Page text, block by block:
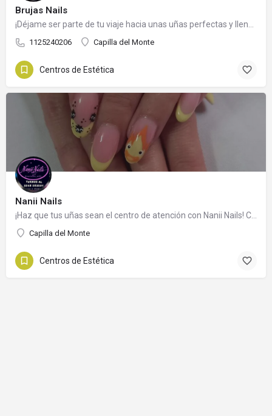
Brujas Nails
1125240206 Capilla del Monte
Centros de Estética
Nanii Nails
Capilla del Monte
Centros de Estética